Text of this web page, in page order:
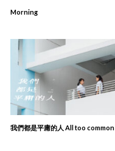
Morning
我們都是平庸的人 All too common